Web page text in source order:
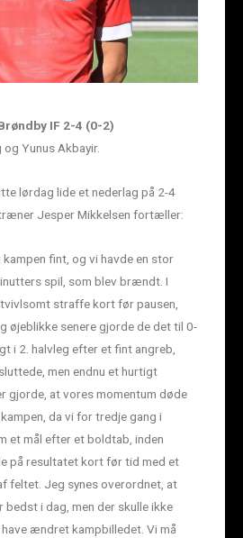
IF 2-4 (0-2)
og Yunus Akbayir.
lørdag lide et nederlag på 2-4
Jesper Mikkelsen fortæller:
fint, og vi havde en stor
spil, som blev brændt. I
straffe kort før pausen,
øjeblikke senere gjorde de det til 0-
i 2. halvleg efter et fint angreb,
men endnu et hurtigt
gjorde, at vores momentum døde
da vi for tredje gang i
et mål efter et boldtab, inden
på resultatet kort før tid med et
feltet. Jeg synes overordnet, at
i dag, men der skulle ikke
ændret kampbilledet. Vi må